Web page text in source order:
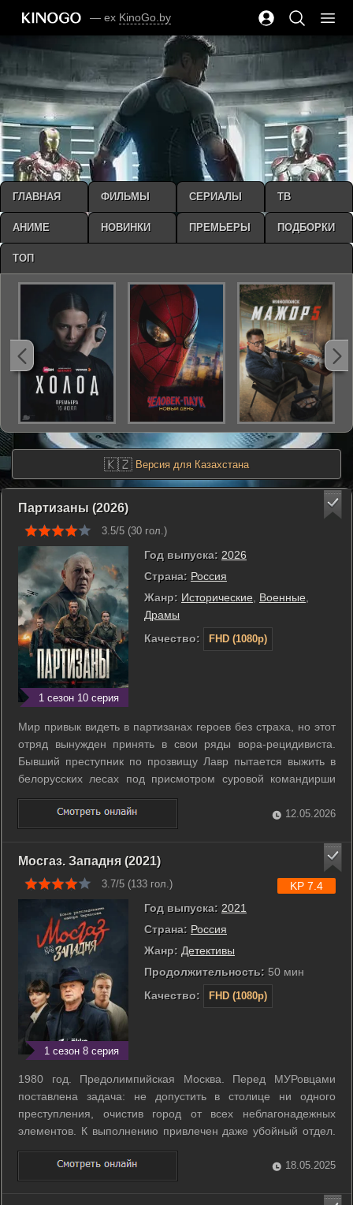
— ex KinoGo.by
🇰🇿 Версия для Казахстана
Партизаны (2026)
3.5/5 (30 гол.)
1 сезон 10 серия
Год выпуска: 2026
Страна: Россия
Жанр: Исторические Военные
Драмы
Качество:
FHD (1080p)
Мир привык видеть в партизанах героев без страха, но этот
отряд вынужден принять в свои ряды вора-рецидивиста.
Бывший преступник по прозвищу Лавр пытается выжить в
белорусских лесах под присмотром суровой командирши
Виктории Дегтяренко. Товарищи по оружию смотрят на него
с подозрением и ждут предательства в любой момент. Всё
меняется, когда отряд ...
12.05.2026
Мосгаз. Западня (2021)
3.7/5 (133 гол.)
1 сезон 8 серия
Год выпуска: 2021
Страна: Россия
Жанр: Детективы
Продолжительность: 50 мин
Качество:
FHD (1080p)
KP 7.4
1980 год. Предолимпийская Москва. Перед МУРовцами
поставлена задача: не допустить в столице ни одного
преступления, очистив город от всех неблагонадежных
элементов. К выполнению привлечен даже убойный отдел.
Черкасову и его команде поручена борьба с проституцией и
«фарцой». Но, вместо этого, Иван Петрович вынужден
расследовать одно убийство за ...
18.05.2025
ГЛАВНАЯ ФИЛЬМЫ СЕРИАЛЫ ТВ
АНИМЕ НОВИНКИ ПРЕМЬЕРЫ ПОДБОРКИ
ТОП